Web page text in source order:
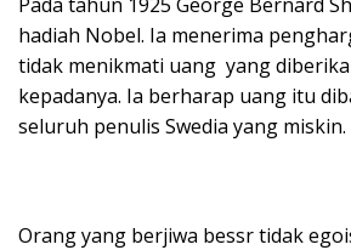
hadiah Nobel. Ia menerima
tidak menikmati uang yang
kepadanya. Ia berharap uang itu
seluruh penulis Swedia yang miskin.
Orang yang berjiwa bessr tidak